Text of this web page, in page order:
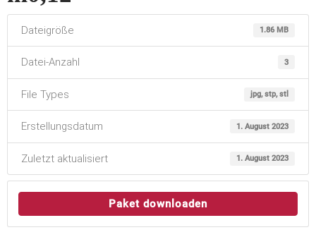
Dateigröße 1.86 MB
Datei-Anzahl 3
File Types jpg, stp, stl
Erstellungsdatum 1. August 2023
Zuletzt aktualisiert 1. August 2023
Paket downloaden